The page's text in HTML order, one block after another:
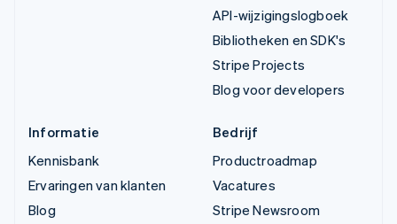
API-wijzigingslogboek
Bibliotheken en SDK's
Stripe Projects
Blog voor developers
Informatie
Kennisbank
Ervaringen van klanten
Blog
Bedrijf
Productroadmap
Vacatures
Stripe Newsroom